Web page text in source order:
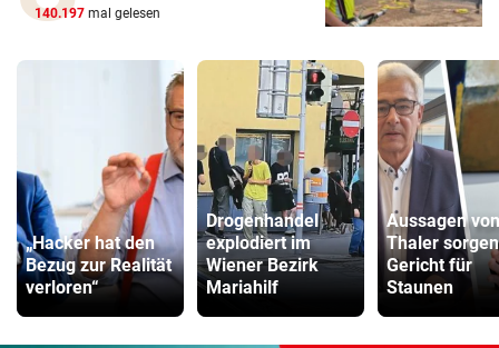
140.197 mal gelesen
„Hacker hat den
Bezug zur Realität
verloren“
Drogenhandel
explodiert im
Wiener Bezirk
Mariahilf
Aussagen von
Thaler
Gericht für
Staunen